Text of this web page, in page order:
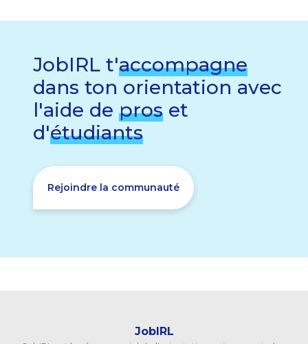
JobIRL t'accompagne
dans ton orientation avec
l'aide de pros et
d'étudiants
Rejoindre la communauté
JobIRL